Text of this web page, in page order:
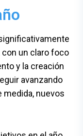
un claro foco
y la creación
avanzando
medida, nuevos